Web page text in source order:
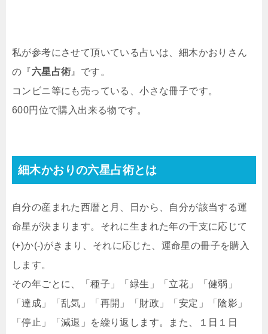
私が参考にさせて頂いている占いは、細木かおりさん
の『六星占術 』です。
コンビニ等にも売っている、小さな冊子です。
600円位で購入出来る物です。
細木かおりの六星占術とは
自分の産まれた西暦と月、日から、自分が該当する運
命星が決まります。それに生まれた年の干支に応じて
(+)か(-)がきまり、それに応じた、運命星の冊子を購入
します。
その年ごとに、「種子」「緑生」「立花」「健弱」
「達成」「乱気」「再開」「財政」「安定」「陰影」
「停止」「減退」を繰り返します。また、１日１日